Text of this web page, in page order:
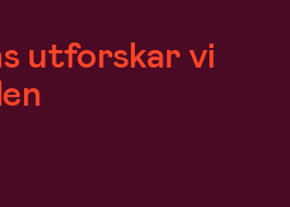
utforskar vi